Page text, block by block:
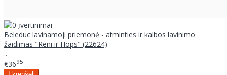
Beleduc lavinamoji priemonė - atminties ir kalbos lavinimo
žaidimas "Reni ir Hops" (22624)
..
€3695